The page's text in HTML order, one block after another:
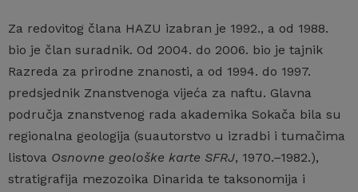
Za redovitog člana HAZU izabran je 1992., a od 1988.
bio je član suradnik. Od 2004. do 2006. bio je tajnik
Razreda za prirodne znanosti, a od 1994. do 1997.
predsjednik Znanstvenoga vijeća za naftu. Glavna
područja znanstvenog rada akademika Sokača bila su
regionalna geologija (suautorstvo u izradbi i tumačima
listova Osnovne geološke karte SFRJ, 1970.–1982.),
stratigrafija mezozoika Dinarida te taksonomija i